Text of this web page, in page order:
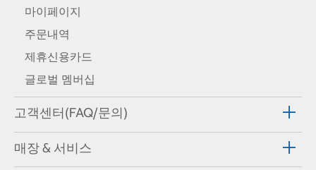
마이페이지
주문내역
제휴신용카드
글로벌 멤버십
고객센터(FAQ/문의)
매장 & 서비스